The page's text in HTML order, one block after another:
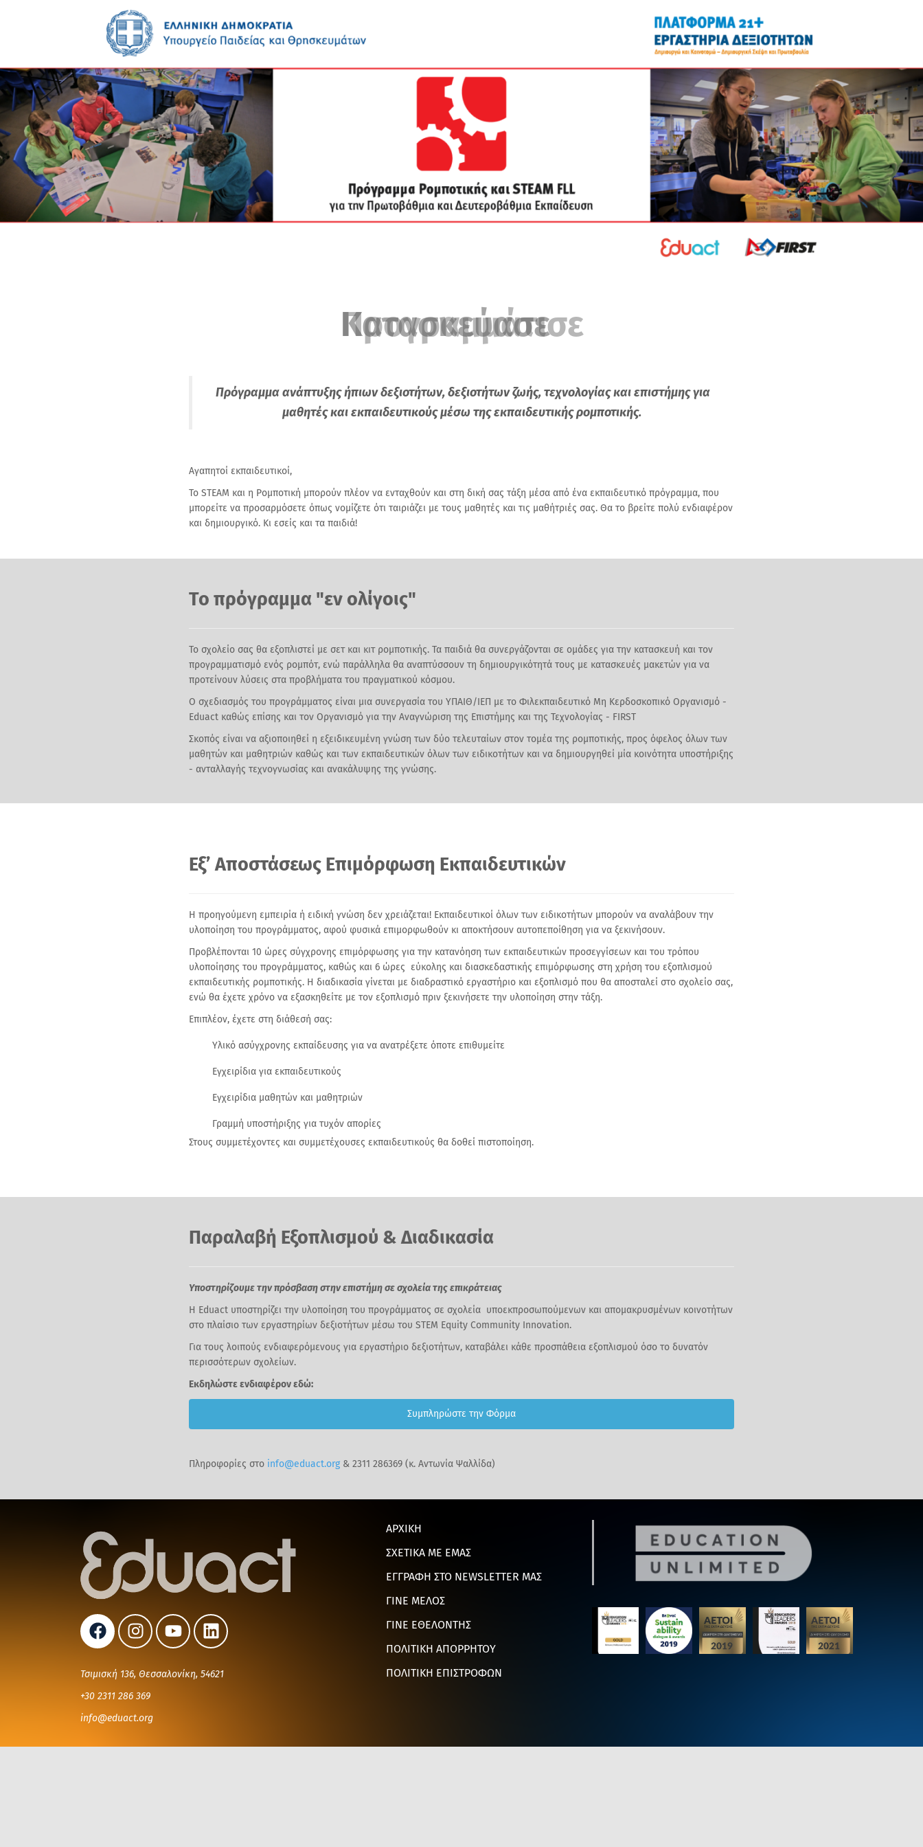
Προγραμμάτισε
Πρόγραμμα ανάπτυξης ήπιων δεξιοτήτων, δεξιοτήτων ζωής, τεχνολογίας και επιστήμης για
μαθητές και εκπαιδευτικούς μέσω της εκπαιδευτικής ρομποτικής.
Αγαπητοί εκπαιδευτικοί,
Το STEAM και η Ρομποτική μπορούν πλέον να ενταχθούν και στη δική σας τάξη μέσα από ένα εκπαιδευτικό πρόγραμμα, που
μπορείτε να προσαρμόσετε όπως νομίζετε ότι ταιριάζει με τους μαθητές και τις μαθήτριές σας. Θα το βρείτε πολύ ενδιαφέρον
και δημιουργικό. Κι εσείς και τα παιδιά!
Το πρόγραμμα "εν ολίγοις"
Το σχολείο σας θα εξοπλιστεί με σετ και κιτ ρομποτικής. Τα παιδιά θα συνεργάζονται σε ομάδες για την κατασκευή και τον
προγραμματισμό ενός ρομπότ, ενώ παράλληλα θα αναπτύσσουν τη δημιουργικότητά τους με κατασκευές μακετών για να
προτείνουν λύσεις στα προβλήματα του πραγματικού κόσμου.
Ο σχεδιασμός του προγράμματος είναι μια συνεργασία του ΥΠΑΙΘ/ΙΕΠ με το Φιλεκπαιδευτικό Μη Κερδοσκοπικό Οργανισμό -
Eduact καθώς επίσης και τον Οργανισμό για την Αναγνώριση της Επιστήμης και της Τεχνολογίας - FIRST
Σκοπός είναι να αξιοποιηθεί η εξειδικευμένη γνώση των δύο τελευταίων στον τομέα της ρομποτικής, προς όφελος όλων των
μαθητών και μαθητριών καθώς και των εκπαιδευτικών όλων των ειδικοτήτων και να δημιουργηθεί μία κοινότητα υποστήριξης
- ανταλλαγής τεχνογνωσίας και ανακάλυψης της γνώσης.
Εξ’ Αποστάσεως Επιμόρφωση Εκπαιδευτικών
Η προηγούμενη εμπειρία ή ειδική γνώση δεν χρειάζεται! Εκπαιδευτικοί όλων των ειδικοτήτων μπορούν να αναλάβουν την
υλοποίηση του προγράμματος, αφού φυσικά επιμορφωθούν κι αποκτήσουν αυτοπεποίθηση για να ξεκινήσουν.
Προβλέπονται 10 ώρες σύγχρονης επιμόρφωσης για την κατανόηση των εκπαιδευτικών προσεγγίσεων και του τρόπου
υλοποίησης του προγράμματος, καθώς και 6 ώρες εύκολης και διασκεδαστικής επιμόρφωσης στη χρήση του εξοπλισμού
εκπαιδευτικής ρομποτικής. Η διαδικασία γίνεται με διαδραστικό εργαστήριο και εξοπλισμό που θα αποσταλεί στο σχολείο σας,
ενώ θα έχετε χρόνο να εξασκηθείτε με τον εξοπλισμό πριν ξεκινήσετε την υλοποίηση στην τάξη.
Επιπλέον, έχετε στη διάθεσή σας:
Υλικό ασύγχρονης εκπαίδευσης για να ανατρέξετε όποτε επιθυμείτε
Εγχειρίδια για εκπαιδευτικούς
Εγχειρίδια μαθητών και μαθητριών
Γραμμή υποστήριξης για τυχόν απορίες
Στους συμμετέχοντες και συμμετέχουσες εκπαιδευτικούς θα δοθεί πιστοποίηση.
Παραλαβή Εξοπλισμού & Διαδικασία
Υποστηρίζουμε την πρόσβαση στην επιστήμη σε σχολεία της επικράτειας
Η Eduact υποστηρίζει την υλοποίηση του προγράμματος σε σχολεία υποεκπροσωπούμενων και απομακρυσμένων κοινοτήτων
στο πλαίσιο των εργαστηρίων δεξιοτήτων μέσω του STEM Equity Community Innovation.
Για τους λοιπούς ενδιαφερόμενους για εργαστήριο δεξιοτήτων, καταβάλει κάθε προσπάθεια εξοπλισμού όσο το δυνατόν
περισσότερων σχολείων.
Εκδηλώστε ενδιαφέρον εδώ:
Συμπληρώστε την Φόρμα
Πληροφορίες στο info@eduact.org& 2311 286369 (κ. Αντωνία Ψαλλίδα)
ΑΡΧΙΚΗ
ΣΧΕΤΙΚΑ ΜΕ ΕΜΑΣ
ΕΓΓΡΑΦΗ ΣΤΟ NEWSLETTER ΜΑΣ
ΓΙΝΕ ΜΕΛΟΣ
ΓΙΝΕ ΕΘΕΛΟΝΤΗΣ
ΠΟΛΙΤΙΚΗ ΑΠΟΡΡΗΤΟΥ
ΠΟΛΙΤΙΚΗ ΕΠΙΣΤΡΟΦΩΝ
Τσιμισκή 136, Θεσσαλονίκη, 54621
+30 2311 286 369
info@eduact.org